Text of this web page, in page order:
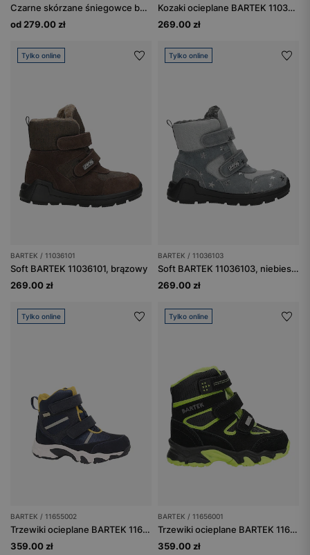
Czarne skórzane śniegowce barefoot ocieplane naturalną wełną BARTEK 84014-51
od 279.00 zł
Kozaki ocieplane BARTEK 11033104, dla dziewcząt, czarno-brązowy
269.00 zł
Tylko online
BARTEK / 11036101
Soft BARTEK 11036101, brązowy
269.00 zł
Tylko online
BARTEK / 11036103
Soft BARTEK 11036103, niebiesko-szary
269.00 zł
Tylko online
BARTEK / 11655002
Trzewiki ocieplane BARTEK 11655002, granatowy
359.00 zł
Tylko online
BARTEK / 11656001
Trzewiki ocieplane BARTEK 11656001, czarno-zielony
359.00 zł